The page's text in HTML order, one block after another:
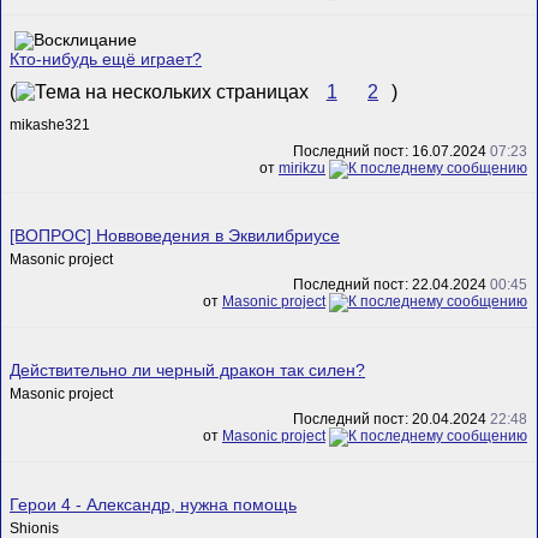
Кто-нибудь ещё играет?
( 1 2 )
mikashe321
Последний пост: 16.07.2024 07:23
от mirikzu
[ВОПРОС] Новвоведения в Эквилибриусе
Masonic project
Последний пост: 22.04.2024 00:45
от Masonic project
Действительно ли черный дракон так силен?
Masonic project
Последний пост: 20.04.2024 22:48
от Masonic project
Герои 4 - Александр, нужна помощь
Shionis